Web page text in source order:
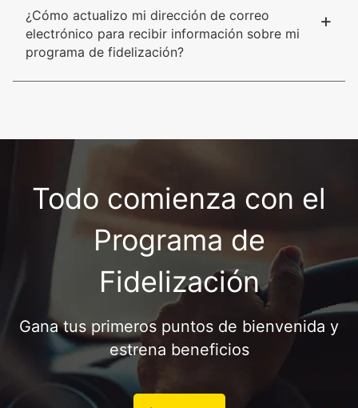
¿Cómo actualizo mi dirección de correo
electrónico para recibir información sobre mi
programa de fidelización?
+
Todo comienza con el
Programa de
Fidelización
Gana tus primeros puntos de bienvenida y
estrena beneficios